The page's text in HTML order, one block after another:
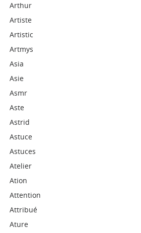
Arthur
Artiste
Artistic
Artmys
Asia
Asie
Asmr
Aste
Astrid
Astuce
Astuces
Atelier
Ation
Attention
Attribué
Ature